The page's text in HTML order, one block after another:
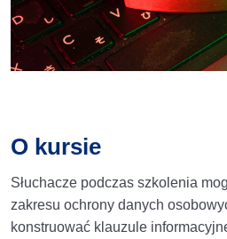
O kursie
Słuchacze podczas szkolenia
zakresu ochrony danych
konstruować klauzule